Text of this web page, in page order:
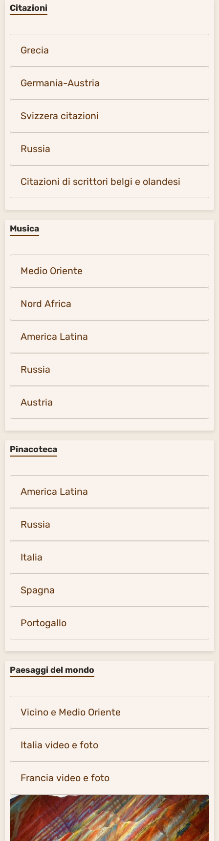
Citazioni
Grecia
Germania-Austria
Svizzera citazioni
Russia
Citazioni di scrittori belgi e olandesi
Musica
Medio Oriente
Nord Africa
America Latina
Russia
Austria
Pinacoteca
America Latina
Russia
Italia
Spagna
Portogallo
Paesaggi del mondo
Vicino e Medio Oriente
Italia video e foto
Francia video e foto